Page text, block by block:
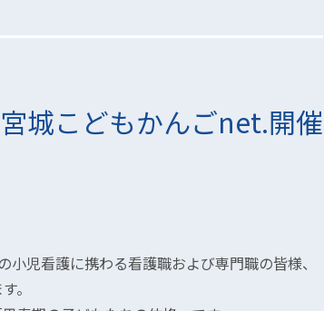
城こどもかんごnet.開催
児看護に携わる看護職および専門職の皆様、
。